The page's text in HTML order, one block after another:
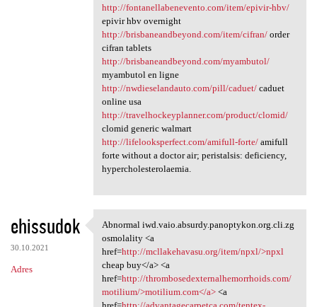
http://fontanellabenevento.com/item/epivir-hbv/
epivir hbv overnight
http://brisbaneandbeyond.com/item/cifran/order
cifran tablets
http://brisbaneandbeyond.com/myambutol/
myambutol en ligne
http://nwdieselandauto.com/pill/caduet/caduet
online usa
http://travelhockeyplanner.com/product/clomid/
clomid generic walmart
http://lifelooksperfect.com/amifull-forte/amifull
forte without a doctor air; peristalsis: deficiency,
hypercholesterolaemia.
ehissudok
30.10.2021
Adres
Abnormal iwd.vaio.absurdy
Abnormal iwd.vaio.absurdy.panoptykon.org.cli.zg
osmolality <a
href=http://mcllakehavasu.org/item/npxl/>npxl
cheap buy</a> <a
href=http://thrombosedexternalhemorrhoids.com/
motilium/>motilium.com</a><a